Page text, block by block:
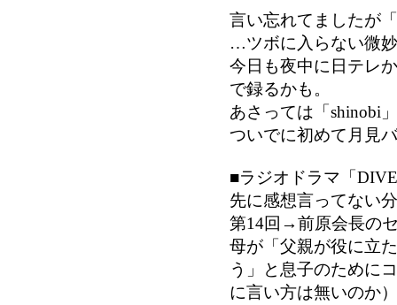
言い忘れてましたが
…ツボに入らない微
今日も夜中に日テレ
で録るかも。
あさっては「shinobi
ついでに初めて月見
■ラジオドラマ「
先に感想言ってない
第14回→前原会長の
母が「父親が役に立
う」と息子のために
に言い方は無いのか